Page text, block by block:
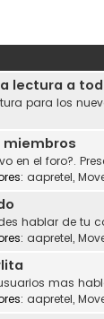
lectura a
para los
miembros
en el foro?.
aapretel,
hablar de tu
aapretel,
mas
aapretel,